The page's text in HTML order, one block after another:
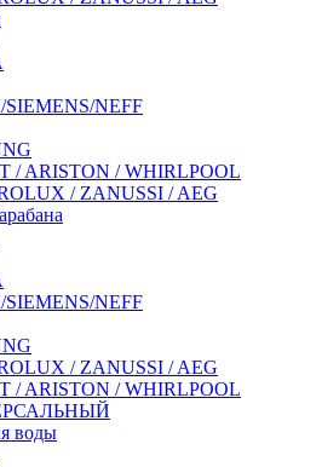
SIEMENS/NEFF
/ ARISTON / WHIRLPOOL
/ ZANUSSI / AEG
SIEMENS/NEFF
/ ZANUSSI / AEG
/ ARISTON / WHIRLPOOL
воды